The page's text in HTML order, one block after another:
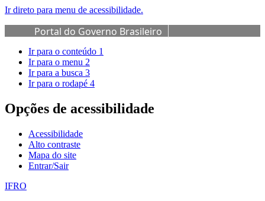
Ir direto para menu de acessibilidade.
Portal do Governo Brasileiro
Ir para o conteúdo 1
Ir para o menu 2
Ir para a busca 3
Ir para o rodapé 4
Opções de acessibilidade
Acessibilidade
Alto contraste
Mapa do site
Entrar/Sair
IFRO